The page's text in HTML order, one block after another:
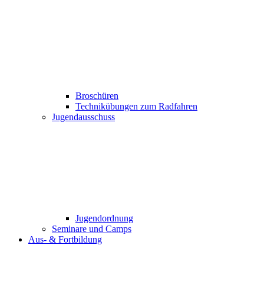
Broschüren
Technikübungen zum Radfahren
Jugendausschuss
Jugendordnung
Seminare und Camps
Aus- & Fortbildung